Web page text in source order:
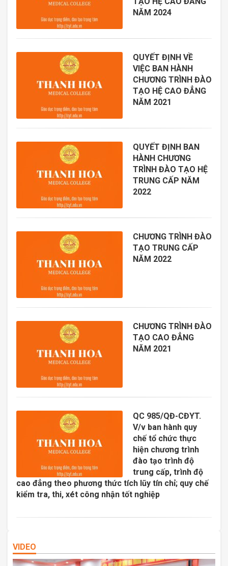
NĂM 2024
QUYẾT ĐỊNH VỀ
VIỆC BAN HÀNH
CHƯƠNG TRÌNH ĐÀO
TẠO HỆ CAO ĐẲNG
NĂM 2021
QUYẾT ĐỊNH BAN
HÀNH CHƯƠNG
TRÌNH ĐÀO TẠO HỆ
TRUNG CẤP NĂM
2022
CHƯƠNG TRÌNH ĐÀO
TẠO TRUNG CẤP
NĂM 2022
CHƯƠNG TRÌNH ĐÀO
TẠO CAO ĐẲNG
NĂM 2021
QC 985/QĐ-CĐYT.
V/v ban hành quy
chế tổ chức thực
hiện chương trình
đào tạo trình độ
trung cấp, trình độ
cao đẳng theo phương thức tích lũy tín chỉ; quy chế
kiểm tra, thi, xét công nhận tốt nghiệp
VIDEO